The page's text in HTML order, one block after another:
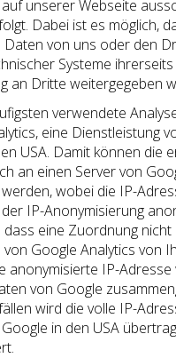
unserer Webseite
Dabei ist es möglich,
von uns oder den
Systeme
an Dritte weitergegeben
verwendete
eine Dienstleistung
USA. Damit können die
an einen Server von
wobei die IP-
IP-Anonymisierung
eine Zuordnung nicht
von Google Analytics von
anonymisierte IP-
von Google
wird die volle IP-
in den USA